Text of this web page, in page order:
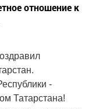
отношение к
-
Татарстана!